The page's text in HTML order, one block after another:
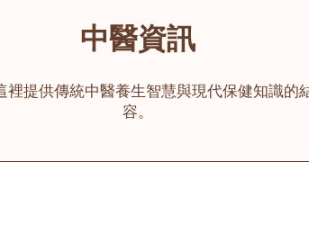
中醫資訊
提供傳統中醫養生智慧與現代保健知識的
容。